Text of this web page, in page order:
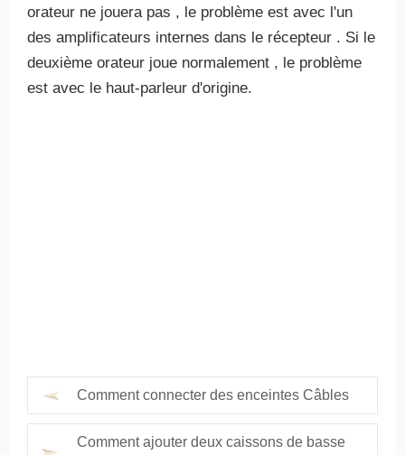
orateur ne jouera pas , le problème est avec l'un
des amplificateurs internes dans le récepteur . Si le
deuxième orateur joue normalement , le problème
est avec le haut-parleur d'origine.
Comment connecter des enceintes Câbles
Comment ajouter deux caissons de basse